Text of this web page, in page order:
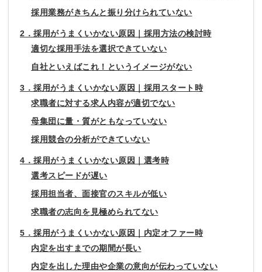
採用業務がきちんと振り分けられていない
2．採用がうまくいかない原因｜採用方法の検討時
適切な採用手法を選択できていない
自社といえばこれ！というイメージがない
3．採用がうまくいかない原因｜採用スタート時
求職者に対する求人内容が適切でない
母集団に量・質がともなっていない
採用競合の分析ができていない
4．採用がうまくいかない原因｜選考時
選考スピードが遅い
採用担当者、面接官のスキルが低い
求職者の志向を見極められてない
5．採用がうまくいかない原因｜内定オファー時
内定を出すまでの期間が長い
内定を出した理由や企業の意向が伝わっていない